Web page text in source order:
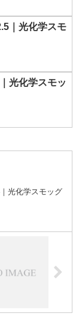
｜光化学スモ
光化学スモッ
光化学スモッグ